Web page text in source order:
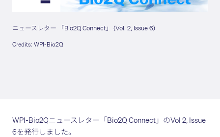
ニュースレター 「Bio2Q Connect」 (Vol. 2, Issue 6)
Credits: WPI-Bio2Q
WPI-Bio2Qニュースレター「Bio2Q Connect」のVol 2, Issue
6を発行しました。